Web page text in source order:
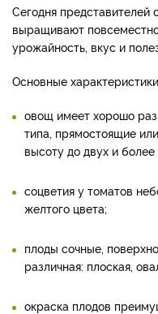
Сегодня представителей
выращивают
урожайность, вкус и
Основные
овощ имеет хорошо
типа, прямостоящие
высоту до двух и
соцветия у томатов
желтого цвета;
плоды сочные,
различная: плоская,
окраска плодов